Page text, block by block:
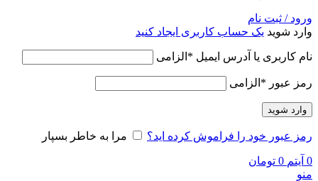
ورود / ثبت نام
وارد شوید یک حساب کاربری ایجاد کنید
نام کاربری یا آدرس ایمیل * الزامی
رمز عبور * الزامی
وارد شوید
رمز عبور خود را فراموش کرده اید؟ مرا به خاطر بسپار
0 آیتم 0 تومان
منو